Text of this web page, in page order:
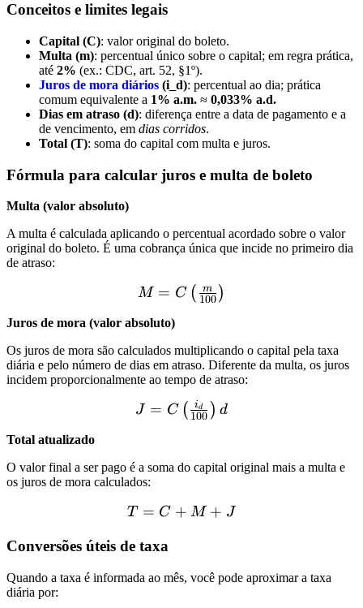
Conceitos e limites legais
Capital (C): valor original do boleto.
Multa (m): percentual único sobre o capital; em regra prática,
até 2% (ex.: CDC, art. 52, §1º).
Juros de mora diários (i_d): percentual ao dia; prática
comum equivalente a 1% a.m. ≈ 0,033% a.d.
Dias em atraso (d): diferença entre a data de pagamento e a
de vencimento, em dias corridos.
Total (T): soma do capital com multa e juros.
Fórmula para calcular juros e multa de boleto
Multa (valor absoluto)
A multa é calculada aplicando o percentual acordado sobre o valor
original do boleto. É uma cobrança única que incide no primeiro dia
de atraso:
M = C ( 100
m )
Juros de mora (valor absoluto)
Os juros de mora são calculados multiplicando o capital pela taxa
diária e pelo número de dias em atraso. Diferente da multa, os juros
incidem proporcionalmente ao tempo de atraso:
J = C ( 100
id ) d
Total atualizado
O valor final a ser pago é a soma do capital original mais a multa e
os juros de mora calculados:
T = C + M + J
Conversões úteis de taxa
Quando a taxa é informada ao mês, você pode aproximar a taxa
diária por: